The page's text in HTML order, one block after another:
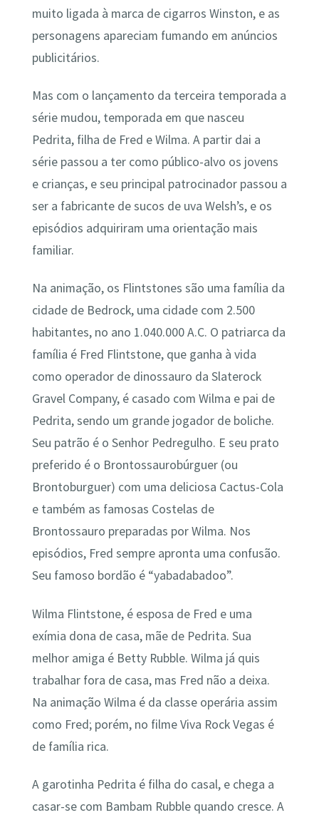
muito ligada à marca de cigarros Winston, e as
personagens apareciam fumando em anúncios
publicitários.
Mas com o lançamento da terceira temporada a
série mudou, temporada em que nasceu
Pedrita, filha de Fred e Wilma. A partir dai a
série passou a ter como público-alvo os jovens
e crianças, e seu principal patrocinador passou a
ser a fabricante de sucos de uva Welsh’s, e os
episódios adquiriram uma orientação mais
familiar.
Na animação, os Flintstones são uma família da
cidade de Bedrock, uma cidade com 2.500
habitantes, no ano 1.040.000 A.C. O patriarca da
família é Fred Flintstone, que ganha à vida
como operador de dinossauro da Slaterock
Gravel Company, é casado com Wilma e pai de
Pedrita, sendo um grande jogador de boliche.
Seu patrão é o Senhor Pedregulho. E seu prato
preferido é o Brontossaurobúrguer (ou
Brontoburguer) com uma deliciosa Cactus-Cola
e também as famosas Costelas de
Brontossauro preparadas por Wilma. Nos
episódios, Fred sempre apronta uma confusão.
Seu famoso bordão é “yabadabadoo”.
Wilma Flintstone, é esposa de Fred e uma
exímia dona de casa, mãe de Pedrita. Sua
melhor amiga é Betty Rubble. Wilma já quis
trabalhar fora de casa, mas Fred não a deixa.
Na animação Wilma é da classe operária assim
como Fred; porém, no filme Viva Rock Vegas é
de família rica.
A garotinha Pedrita é filha do casal, e chega a
casar-se com Bambam Rubble quando cresce. A